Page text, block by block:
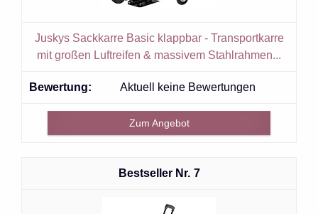
Juskys Sackkarre Basic klappbar - Transportkarre
mit großen Luftreifen & massivem Stahlrahmen...
Aktuell keine Bewertungen
Zum Angebot
7